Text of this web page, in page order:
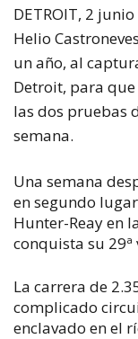
DETROIT, 2
Helio
un año, al
Detroit, para
las dos pruebas
semana.
Una semana
en segundo
Hunter-Reay en
conquista su
La carrera de
complicado
enclavado en el